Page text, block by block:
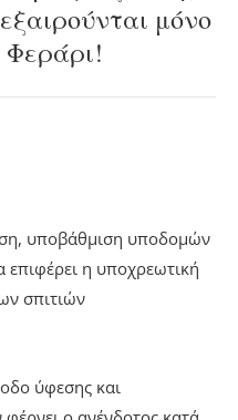
μόνο
Φεράρι!
υποβάθμιση υποδομών
επιφέρει η υποχρεωτική
σπιτιών
ύφεσης και